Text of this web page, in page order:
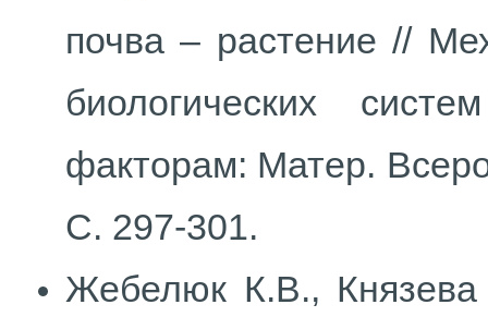
почва – растение //
биологических
факторам: Матер.
С. 297-301.
Жебелюк К.В.,